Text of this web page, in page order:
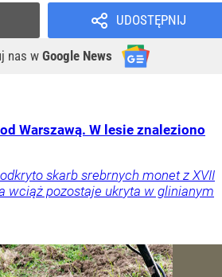
UDOSTĘPNIJ
nas w Google News
Warszawą. W lesie znaleziono
skarb srebrnych monet z XVII
wciąż pozostaje ukryta w glinianym